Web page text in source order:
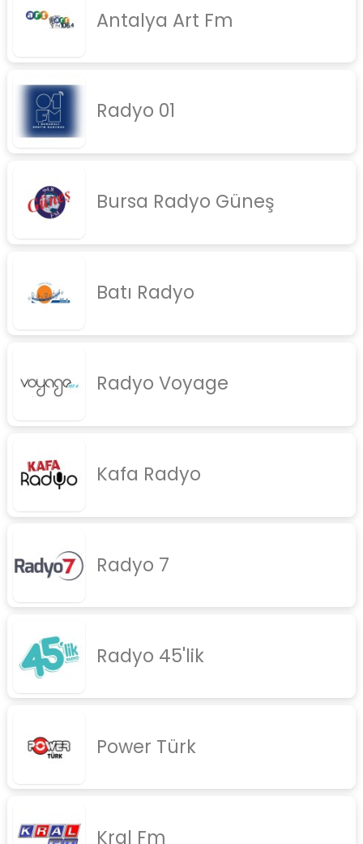
Antalya Art Fm
Radyo 01
Bursa Radyo Güneş
Batı Radyo
Radyo Voyage
Kafa Radyo
Radyo 7
Radyo 45'lik
Power Türk
Kral Fm